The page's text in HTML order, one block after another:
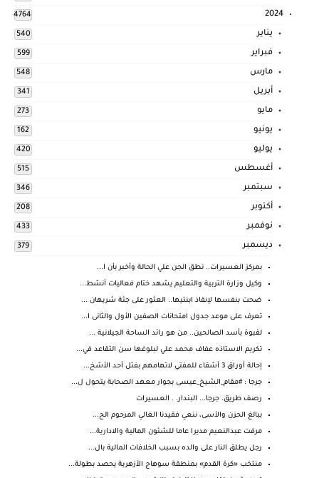
2024
4764
يناير 540
فبراير 599
مارس 548
أبريل 341
مايو 273
يونيو 162
يوليو 420
أغسطس 515
سبتمبر 346
أكتوبر 208
نوفمبر 433
ديسمبر 379
بمركز العسيرات.. نطق الجن علي الحالة وأخبر بأن ا...
وكيل وزارة التربية والتعليم يشهد ختام فعاليات أنشط...
ضحت بنفسها لإنقاذ ابنتيها.. العثور على جثة شريهان ...
تعرف على موعد جدول امتحانات الصفين الأول والثانى ا...
لقبوة بأسد الصالحين.. من هو رائد الساحة الجيلانية ...
تكريم الاستاذه عفاف محمد علي لبلوغها سن التقاعد في...
إحالة أوراق 3 أشقاء للمفتي لاتهامهم بفتل أحد الأشخ...
جرجا : #مقام_الشيخ_عيسى بجوار معهد الصحابة يتحول ل...
رصف طريق. جرجا... البندار. . العسيرات
ببالغ الحزن والأسى، ننعي فقيدنا الغالي المرحوم الح...
مرفت عبدالنعيم مديرا عاما للشئون المالية والادارية...
رجل يطلق النار على والده بسبب الخلافات المالية بال...
منتخب «كرة القدم» بمنطقة سوهاج الأزهرية يحصد بطولة...